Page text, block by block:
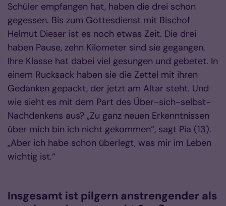
Schüler empfangen hat, haben die drei schon
gegessen. Bis zum Gottesdienst mit Bischof
Helmut Dieser ist es noch etwas Zeit. Die drei
haben Pause, zehn Kilometer sind sie gegangen.
Ihre Klasse hat dabei viel gesungen und gebetet. In
einem Rucksack haben sie die Zettel mit ihren
Gedanken gepackt, der jetzt am Altar steht. Und
wie sieht es mit dem Part des Über-sich-selbst-
Nachdenkens aus? „Zu ganz neuen Erkenntnissen
über mich bin ich nicht gekommen“, sagt Pia (13).
„Aber ich habe schon überlegt, was mir im Leben
wichtig ist.“
Insgesamt ist pilgern anstrengender als